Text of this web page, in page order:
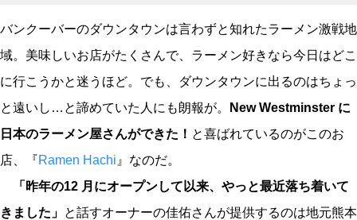
バンクーバーのダウンタウンは言わずと知れたラーメン激戦地
域。美味しいお店がたくさんで、ラーメン好きなら今日はどこ
に行こうかと迷うほど。でも、ダウンタウンに出るのはちょっ
と遠いし…と諦めていた人にも朗報が。
New Westminster に
日本のラーメン屋さんができた！ と喜ばれているのがこのお
店、『Ramen Hachi 』なのだ。
「昨年の12 月にオープンして以来、やっと最近落ち着いて
きました」 と話すオーナーの佳佑さんが提供するのは地元熊本